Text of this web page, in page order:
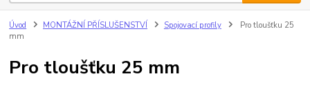
Úvod MONTÁŽNÍ PŘÍSLUŠENSTVÍ Spojovací profily
Pro tloušťku 25
mm
Pro tloušťku 25 mm